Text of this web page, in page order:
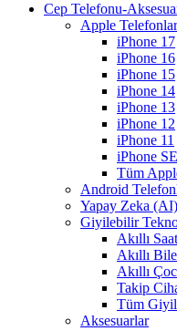
Cep Telefonu-
Apple Telefonlar
iPhone 17
iPhone 16
iPhone 15
iPhone 14
iPhone 13
iPhone 12
iPhone 11
iPhone SE
Tüm
Android
Yapay Zeka
Giyilebilir
Akıllı
Akıllı
Akıllı
Takip
Tüm
Aksesuarlar